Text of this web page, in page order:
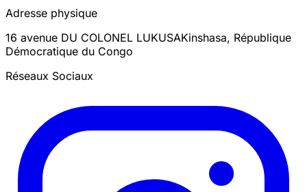
Adresse physique
16 avenue DU COLONEL LUKUSAKinshasa, République
Démocratique du Congo
Réseaux Sociaux